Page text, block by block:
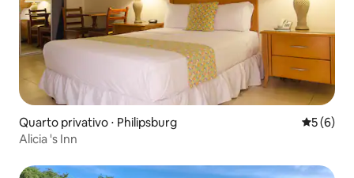
Quarto privativo ⋅ Philipsburg 5 de
5 (6)
Alicia 's Inn